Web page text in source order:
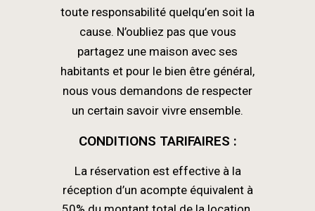
toute responsabilité quelqu’en soit la
cause. N’oubliez pas que vous
partagez une maison avec ses
habitants et pour le bien être général,
nous vous demandons de respecter
un certain savoir vivre ensemble.
CONDITIONS TARIFAIRES :
La réservation est effective à la
réception d’un acompte équivalent à